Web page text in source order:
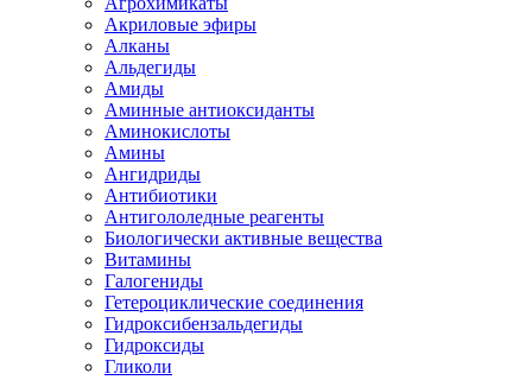
Акриловые эфиры
Алканы
Альдегиды
Амиды
Аминные антиоксиданты
Аминокислоты
Амины
Ангидриды
Антибиотики
Антигололедные реагенты
Биологически активные вещества
Витамины
Галогениды
Гетероциклические соединения
Гидроксибензальдегиды
Гидроксиды
Гликоли